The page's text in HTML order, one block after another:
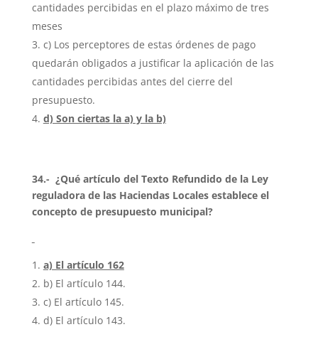
cantidades percibidas en el plazo máximo de tres
meses
c) Los perceptores de estas órdenes de pago
quedarán obligados a justificar la aplicación de las
cantidades percibidas antes del cierre del
presupuesto.
d) Son ciertas la a) y la b)
34.- ¿Qué artículo del Texto Refundido de la Ley
reguladora de las Haciendas Locales establece el
concepto de presupuesto municipal?
a) El artículo 162
b) El artículo 144.
c) El artículo 145.
d) El artículo 143.